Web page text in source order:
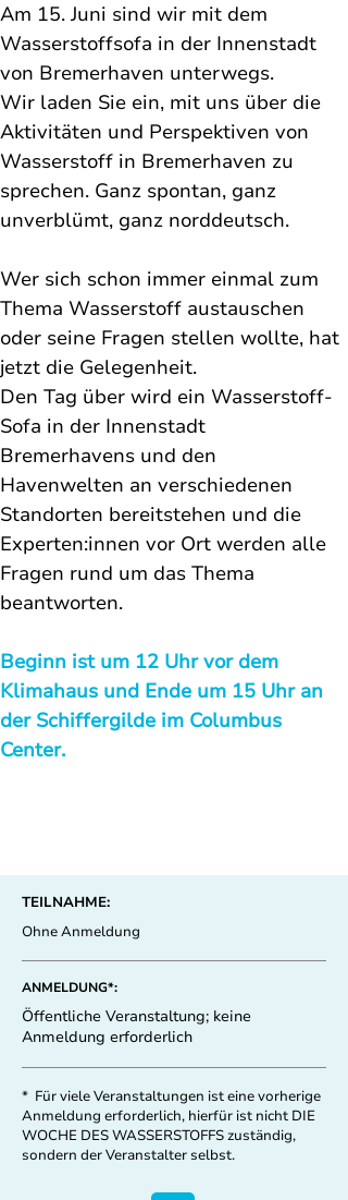
Am 15. Juni sind wir mit dem
Wasserstoffsofa in der Innenstadt
von Bremerhaven unterwegs.
Wir laden Sie ein, mit uns über die
Aktivitäten und Perspektiven von
Wasserstoff in Bremerhaven zu
sprechen. Ganz spontan, ganz
unverblümt, ganz norddeutsch.
Wer sich schon immer einmal zum
Thema Wasserstoff austauschen
oder seine Fragen stellen wollte, hat
jetzt die Gelegenheit.
Den Tag über wird ein Wasserstoff-
Sofa in der Innenstadt
Bremerhavens und den
Havenwelten an verschiedenen
Standorten bereitstehen und die
Experten:innen vor Ort werden alle
Fragen rund um das Thema
beantworten.
Beginn ist um 12 Uhr vor dem
Klimahaus und Ende um 15 Uhr an
der Schiffergilde im Columbus
Center.
TEILNAHME:
Ohne Anmeldung
ANMELDUNG*:
Öffentliche Veranstaltung; keine
Anmeldung erforderlich
* Für viele Veranstaltungen ist eine vorherige
Anmeldung erforderlich, hierfür ist nicht DIE
WOCHE DES WASSERSTOFFS zuständig,
sondern der Veranstalter selbst.